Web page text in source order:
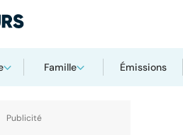
Famille Émissions